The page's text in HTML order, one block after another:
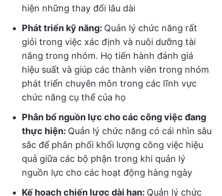
hiện những thay đổi lâu dài
Phát triển kỹ năng: Quản lý chức năng rất
giỏi trong việc xác định và nuôi dưỡng tài
năng trong nhóm. Họ tiến hành đánh giá
hiệu suất và giúp các thành viên trong nhóm
phát triển chuyên môn trong các lĩnh vực
chức năng cụ thể của họ
Phân bổ nguồn lực cho các công việc đang
thực hiện: Quản lý chức năng có cái nhìn sâu
sắc để phân phối khối lượng công việc hiệu
quả giữa các bộ phận trong khi quản lý
nguồn lực cho các hoạt động hàng ngày
Kế hoạch chiến lược dài hạn: Quản lý chức